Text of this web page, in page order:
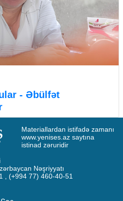
- Əbülfət
Materiallardan istifadə zamanı
www.yenises.az saytına
istinad zəruridir
Nəşriyyatı
, (+994 77) 460-40-51